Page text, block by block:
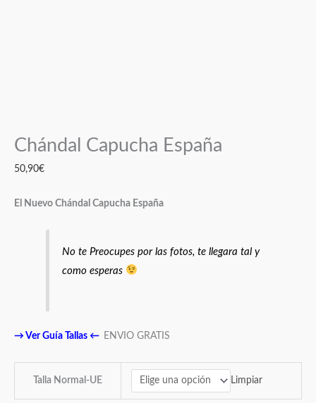
Chándal Capucha España
50,90€
El Nuevo Chándal Capucha España
No te Preocupes por las fotos, te llegara tal y
como esperas
→Ver Guía Tallas ← ENVIO GRATIS
Talla Normal-UE Limpiar